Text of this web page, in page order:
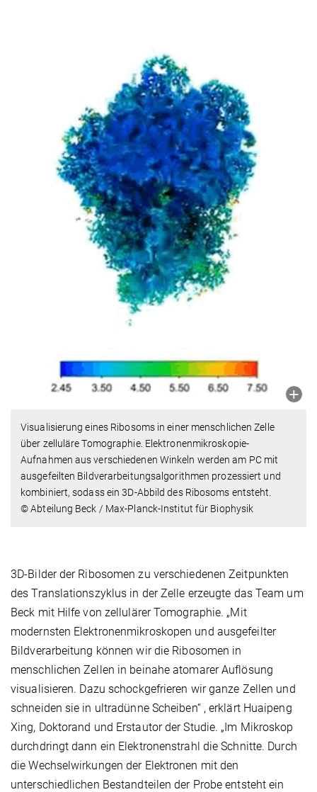
Visualisierung eines Ribosoms in einer menschlichen Zelle
über zelluläre Tomographie. Elektronenmikroskopie-
Aufnahmen aus verschiedenen Winkeln werden am PC mit
ausgefeilten Bildverarbeitungsalgorithmen prozessiert und
kombiniert, sodass ein 3D-Abbild des Ribosoms entsteht.
© Abteilung Beck / Max-Planck-Institut für Biophysik
3D-Bilder der Ribosomen zu verschiedenen Zeitpunkten
des Translationszyklus in der Zelle erzeugte das Team um
Beck mit Hilfe von zellulärer Tomographie. „Mit
modernsten Elektronenmikroskopen und ausgefeilter
Bildverarbeitung können wir die Ribosomen in
menschlichen Zellen in beinahe atomarer Auflösung
visualisieren. Dazu schockgefrieren wir ganze Zellen und
schneiden sie in ultradünne Scheiben“ , erklärt Huaipeng
Xing, Doktorand und Erstautor der Studie. „Im Mikroskop
durchdringt dann ein Elektronenstrahl die Schnitte. Durch
die Wechselwirkungen der Elektronen mit den
unterschiedlichen Bestandteilen der Probe entsteht ein